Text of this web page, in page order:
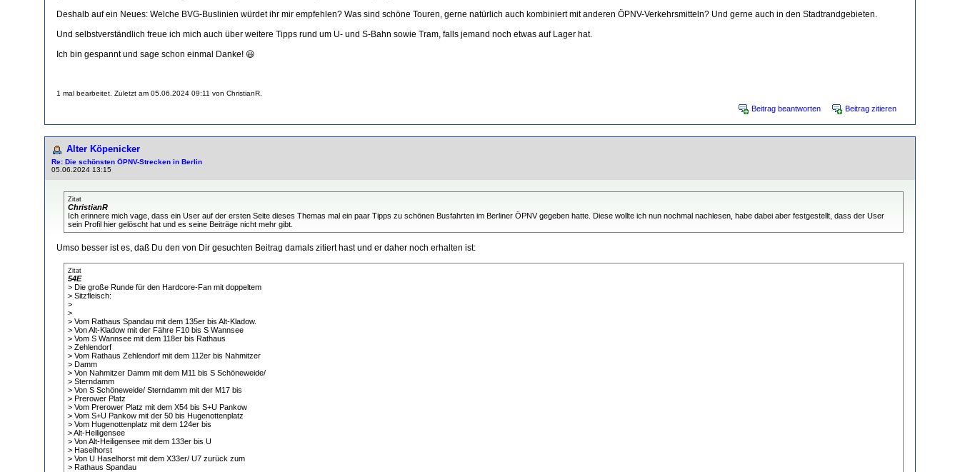
Deshalb auf ein Neues: Welche BVG-Buslinien würdet ihr mir empfehlen? Was sind schöne Touren, gerne natürlich auch kombiniert mit anderen ÖPNV-Verkehrsmitteln? Und gerne auch in den Stadtrandgebieten.
Und selbstverständlich freue ich mich auch über weitere Tipps rund um U- und S-Bahn sowie Tram, falls jemand noch etwas auf Lager hat.
Ich bin gespannt und sage schon einmal Danke! 😃
1 mal bearbeitet. Zuletzt am 05.06.2024 09:11 von ChristianR.
Beitrag beantworten Beitrag zitieren
Alter Köpenicker
Re: Die schönsten ÖPNV-Strecken in Berlin
05.06.2024 13:15
Zitat
ChristianR
Ich erinnere mich vage, dass ein User auf der ersten Seite dieses Themas mal ein paar Tipps zu schönen Busfahrten im Berliner ÖPNV gegeben hatte. Diese wollte ich nun nochmal nachlesen, habe dabei aber festgestellt, dass der User
sein Profil hier gelöscht hat und es seine Beiträge nicht mehr gibt.
Umso besser ist es, daß Du den von Dir gesuchten Beitrag damals zitiert hast und er daher noch erhalten ist:
Zitat
54E
> Die große Runde für den Hardcore-Fan mit doppeltem
> Sitzfleisch:
>
>
> Vom Rathaus Spandau mit dem 135er bis Alt-Kladow.
> Von Alt-Kladow mit der Fähre F10 bis S Wannsee
> Vom S Wannsee mit dem 118er bis Rathaus
> Zehlendorf
> Vom Rathaus Zehlendorf mit dem 112er bis Nahmitzer
> Damm
> Von Nahmitzer Damm mit dem M11 bis S Schöneweide/
> Sterndamm
> Von S Schöneweide/ Sterndamm mit der M17 bis
> Prerower Platz
> Vom Prerower Platz mit dem X54 bis S+U Pankow
> Vom S+U Pankow mit der 50 bis Hugenottenplatz
> Vom Hugenottenplatz mit dem 124er bis
> Alt-Heiligensee
> Von Alt-Heiligensee mit dem 133er bis U
> Haselhorst
> Von U Haselhorst mit dem X33er/ U7 zurück zum
> Rathaus Spandau